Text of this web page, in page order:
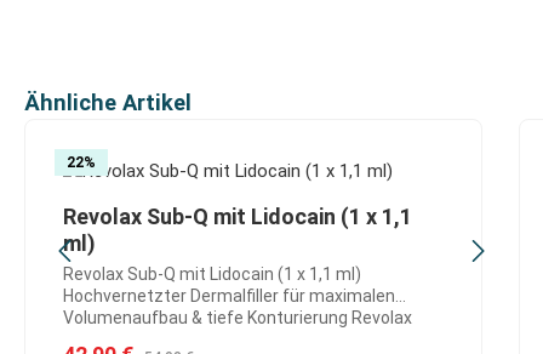
Produktgalerie überspringen
Ähnliche Artikel
22%
Revolax Sub-Q mit Lidocain (1 x 1,1
ml)
Revolax Sub-Q mit Lidocain (1 x 1,1 ml)
Hochvernetzter Dermalfiller für maximalen
Volumenaufbau & tiefe Konturierung Revolax